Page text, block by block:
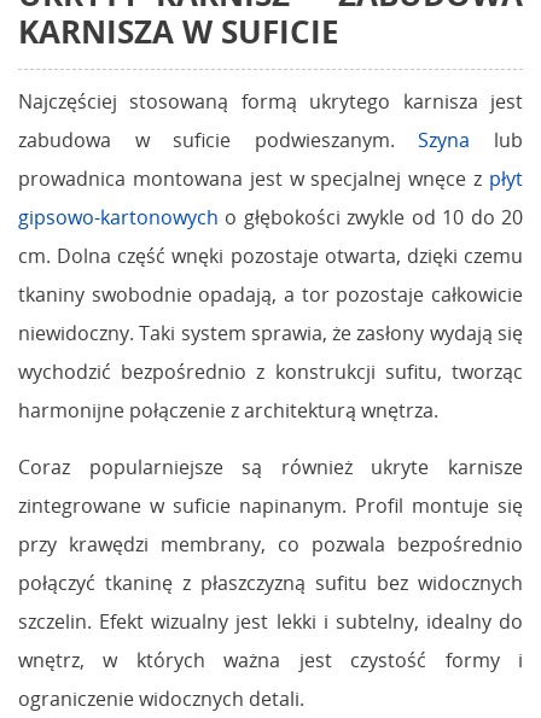
KARNISZA W SUFICIE
Najczęściej stosowaną formą ukrytego karnisza jest
zabudowa w suficie podwieszanym.Szyna lub
prowadnica montowana jest w specjalnej wnęce z płyt
gipsowo-kartonowych o głębokości zwykle od 10 do 20
cm. Dolna część wnęki pozostaje otwarta, dzięki czemu
tkaniny swobodnie opadają, a tor pozostaje całkowicie
niewidoczny. Taki system sprawia, że zasłony wydają się
wychodzić bezpośrednio z konstrukcji sufitu, tworząc
harmonijne połączenie z architekturą wnętrza.
Coraz popularniejsze są również ukryte karnisze
zintegrowane w suficie napinanym. Profil montuje się
przy krawędzi membrany, co pozwala bezpośrednio
połączyć tkaninę z płaszczyzną sufitu bez widocznych
szczelin. Efekt wizualny jest lekki i subtelny, idealny do
wnętrz, w których ważna jest czystość formy i
ograniczenie widocznych detali.